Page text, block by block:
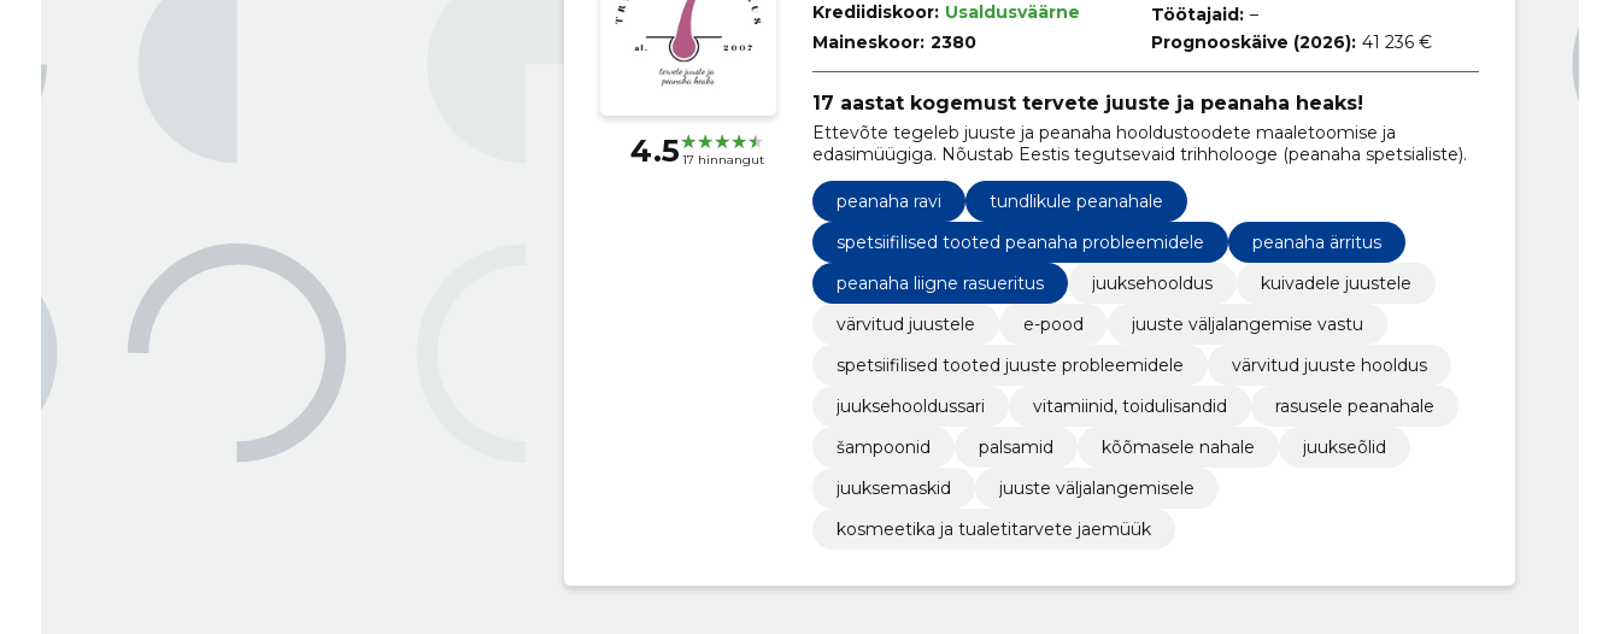
4.5 17 hinnangut
Krediidiskoor: Usaldusväärne
Maineskoor: 2380
Töötajaid: –
Prognooskäive (2026): 41 236 €
17 aastat kogemust tervete juuste ja peanaha heaks!
Ettevõte tegeleb juuste ja peanaha hooldustoodete maaletoomise ja
edasimüügiga. Nõustab Eestis tegutsevaid trihholooge (peanaha spetsialiste).
peanaha ravi
tundlikule peanahale
spetsiifilised tooted peanaha probleemidele
peanaha ärritus
peanaha liigne rasueritus
juuksehooldus
kuivadele juustele
värvitud juustele
e-pood
juuste väljalangemise vastu
spetsiifilised tooted juuste probleemidele
värvitud juuste hooldus
juuksehooldussari
vitamiinid, toidulisandid
rasusele peanahale
šampoonid
palsamid kõõmasele nahale
juukseõlid
juuksemaskid
juuste väljalangemisele
kosmeetika ja tualetitarvete jaemüük